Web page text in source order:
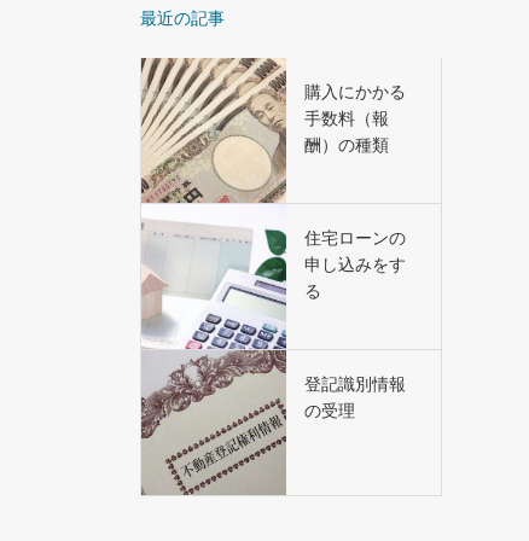
最近の記事
購入にかかる
手数料（報
酬）の種類
住宅ローンの
申し込みをす
る
登記識別情報
の受理